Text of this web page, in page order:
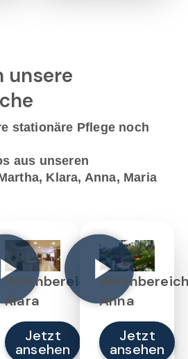
unsere
stationäre Pflege noch
aus unseren
Klara, Anna, Maria
Wohnbereich
Klara
Jetzt
ansehen
Anna
Jetzt
ansehen